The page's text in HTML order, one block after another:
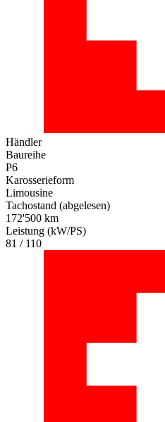
Händler
Baureihe
P6
Karosserieform
Limousine
Tachostand (abgelesen)
172'500 km
Leistung (kW/PS)
81 / 110